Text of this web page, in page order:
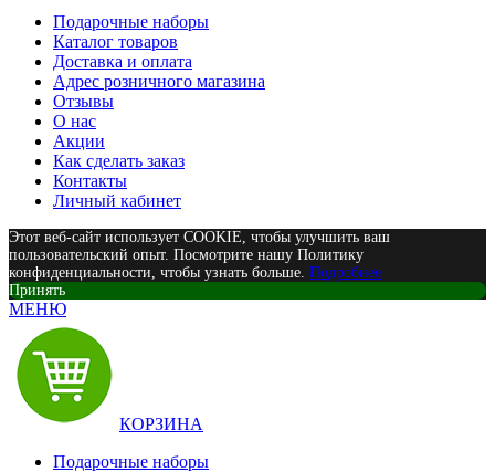
Подарочные наборы
Каталог товаров
Доставка и оплата
Адрес розничного магазина
Отзывы
О нас
Акции
Как сделать заказ
Контакты
Личный кабинет
Этот веб-сайт использует COOKIE, чтобы улучшить ваш
пользовательский опыт. Посмотрите нашу Политику
конфиденциальности, чтобы узнать больше. Подробнее
Принять
МЕНЮ
КОРЗИНА
Подарочные наборы